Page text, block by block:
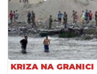
KRIZA NA GRANICI